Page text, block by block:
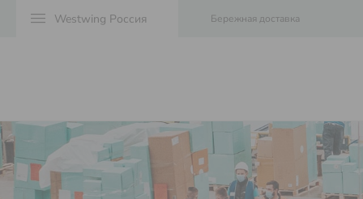
menu Бережная доставка